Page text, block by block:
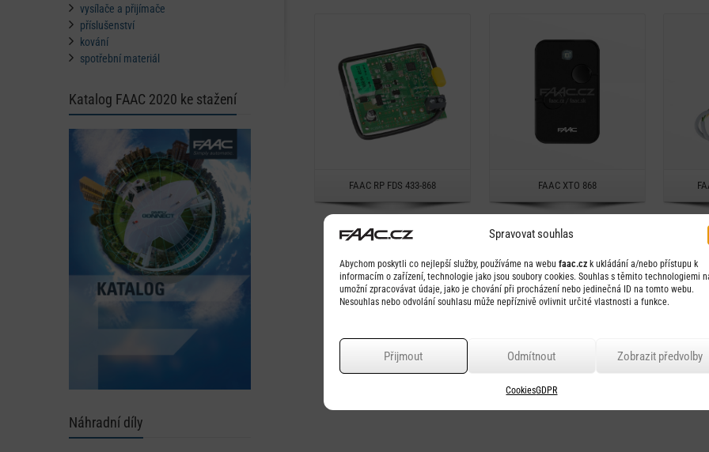
Spravovat souhlas
Abychom poskytli co nejlepší služby, používáme na webu faac.cz k ukládání a/nebo přístupu k
informacím o zařízení, technologie jako jsou soubory cookies. Souhlas s těmito technologiemi
umožní zpracovávat údaje, jako je chování při procházení nebo jedinečná ID na tomto webu.
Nesouhlas nebo odvolání souhlasu může nepříznivě ovlivnit určité vlastnosti a funkce.
Přijmout Odmítnout Zobrazit předvolby
CookiesGDPR
FAAC RP FDS 433-868 FAAC XTO 868
vysílače a přijímače
příslušenství
kování
spotřební materiál
Katalog FAAC 2020 ke stažení
Náhradní díly